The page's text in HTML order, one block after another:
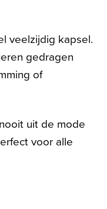
veelzijdig kapsel.
gedragen
of
uit de mode
voor alle